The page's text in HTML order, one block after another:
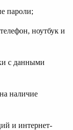
пароли;
ноутбук и
с данными
наличие
и интернет-